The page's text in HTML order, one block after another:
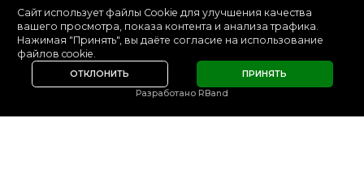
+7 495 109-12-02
Пн-Пт: 10:00-18:00
mail@rband.pro
WhatsAppTelegramBehance
ОТЗЫВЫ
Сайт использует файлы Cookie для улучшения качества
вашего просмотра, показа контента и анализа трафика.
Нажимая "Принять", вы даёте согласие на использование
файлов cookie.
ПРИНЯТЬ
ОТКЛОНИТЬ
Разработано RBand